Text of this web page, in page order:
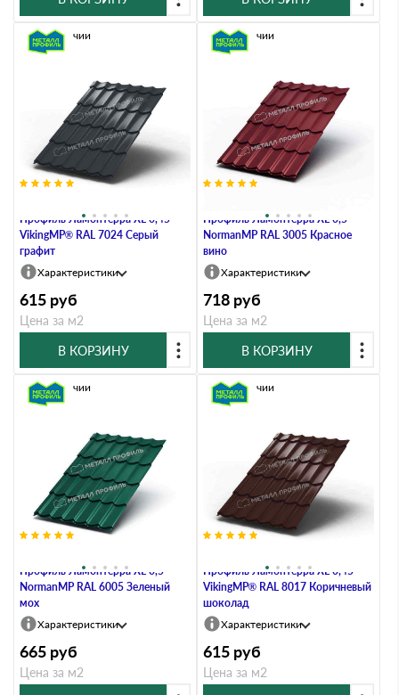
Профиль Ламонтерра XL 0,45
VikingMP® RAL 7024 Серый
графит
В наличии
Характеристики
615 руб
Цена за м2
В КОРЗИНУ
Профиль Ламонтерра XL 0,5
NormanMP RAL 3005 Красное
вино
В наличии
Характеристики
718 руб
Цена за м2
В КОРЗИНУ
Профиль Ламонтерра XL 0,5
NormanMP RAL 6005 Зеленый
мох
В наличии
Характеристики
665 руб
Цена за м2
Профиль Ламонтерра XL 0,45
VikingMP® RAL 8017 Коричневый
шоколад
В наличии
Характеристики
615 руб
Цена за м2